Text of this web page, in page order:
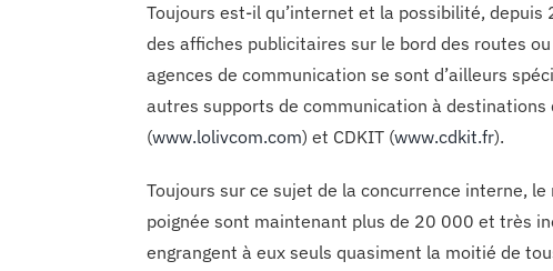
Toujours est-il qu’internet et la possibilité,
des affiches publicitaires sur le bord des routes
agences de communication se sont d’ailleurs
autres supports de communication à destinations
(www.lolivcom.com) et CDKIT (www.cdkit.fr).
Toujours sur ce sujet de la concurrence interne,
poignée sont maintenant plus de 20 000 et très
engrangent à eux seuls quasiment la moitié de